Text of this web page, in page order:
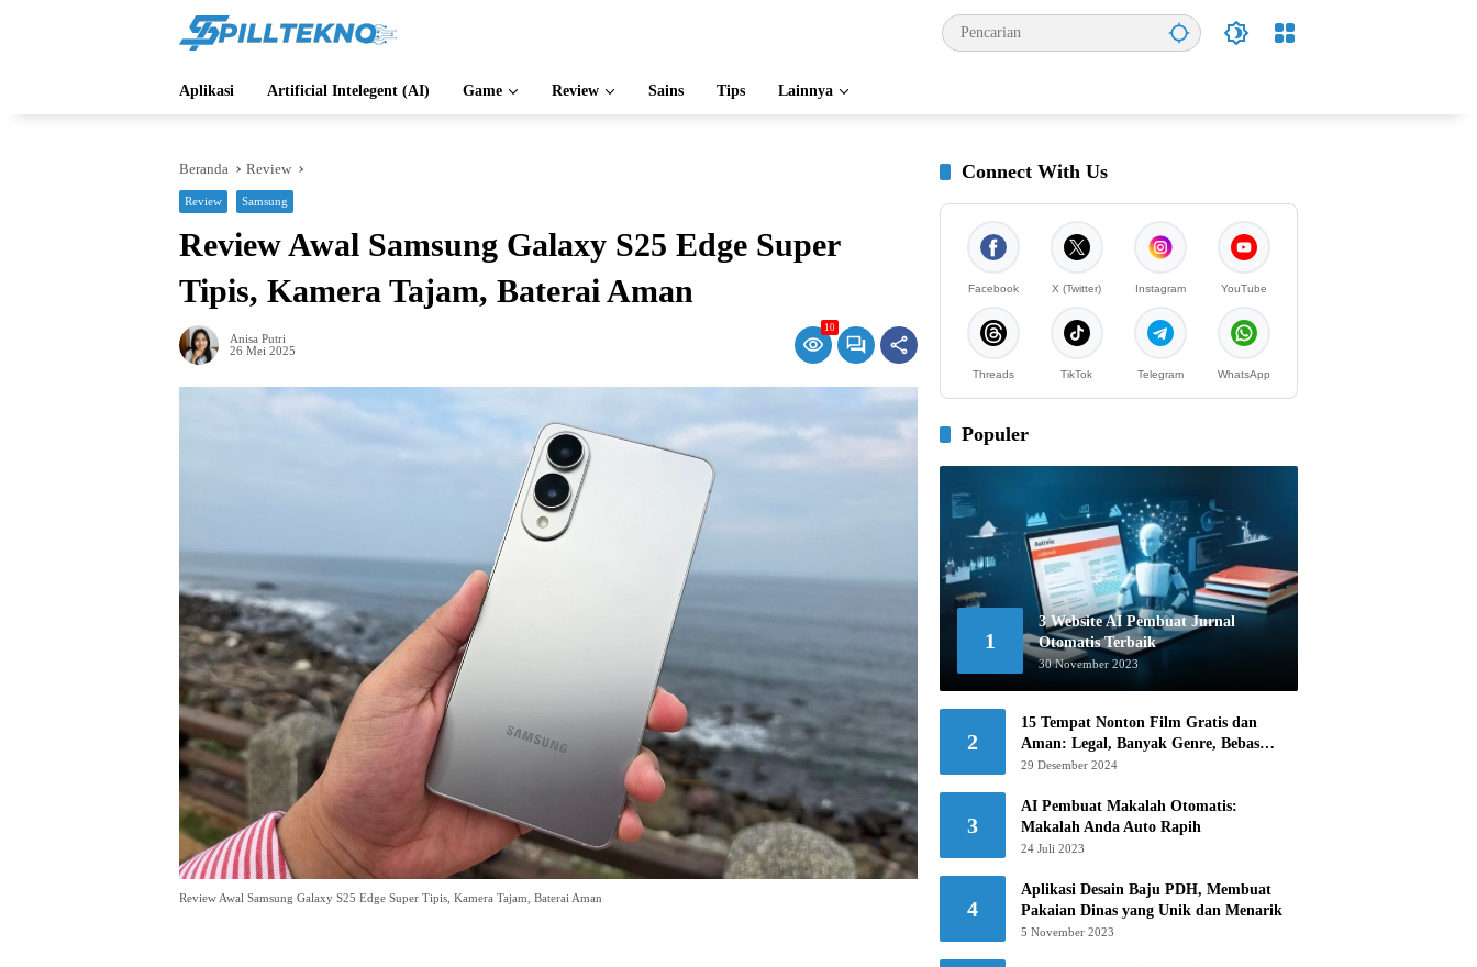
Aplikasi Artificial Intelegent (AI) Game Review Sains Tips Lainnya
Beranda Review
Review Samsung
Review Awal Samsung Galaxy S25 Edge Super
Tipis, Kamera Tajam, Baterai Aman
Anisa Putri
26 Mei 2025
10
Review Awal Samsung Galaxy S25 Edge Super Tipis, Kamera Tajam, Baterai Aman
Connect With Us
Facebook X (Twitter) Instagram YouTube
Threads TikTok Telegram WhatsApp
Populer
1
3 Website AI Pembuat Jurnal
Otomatis Terbaik
30 November 2023
2
15 Tempat Nonton Film Gratis dan
Aman: Legal, Banyak Genre, Bebas
Khawatir!
29 Desember 2024
3
AI Pembuat Makalah Otomatis:
Makalah Anda Auto Rapih
24 Juli 2023
4
Aplikasi Desain Baju PDH, Membuat
Pakaian Dinas yang Unik dan Menarik
5 November 2023